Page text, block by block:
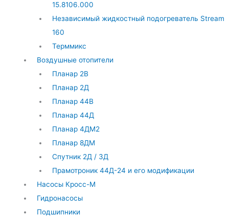
15.8106.000
Независимый жидкостный подогреватель Stream
160
Терммикс
Воздушные отопители
Планар 2В
Планар 2Д
Планар 44В
Планар 44Д
Планар 4ДМ2
Планар 8ДМ
Спутник 2Д / 3Д
Прамотроник 44Д-24 и его модификации
Насосы Кросс-М
Гидронасосы
Подшипники